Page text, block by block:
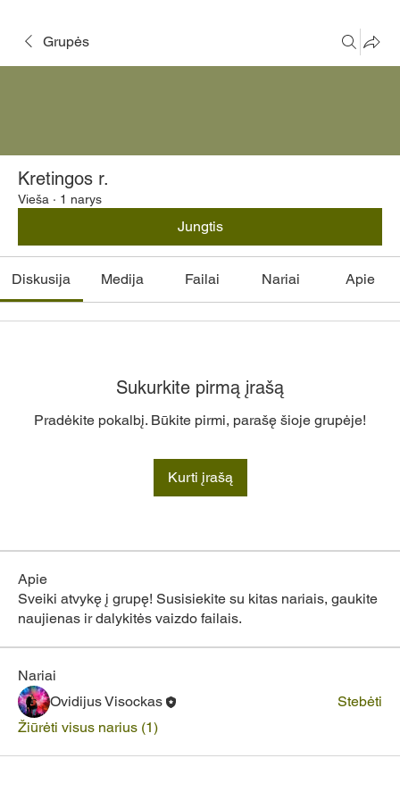
Grupės
Kretingos r.
Vieša · 1 narys
Jungtis
Diskusija Medija Failai Nariai Apie
Sukurkite pirmą įrašą
Pradėkite pokalbį. Būkite pirmi, parašę šioje grupėje!
Kurti įrašą
Apie
Sveiki atvykę į grupę! Susisiekite su kitas nariais, gaukite
naujienas ir dalykitės vaizdo failais.
Nariai
Ovidijus Visockas
Stebėti
Žiūrėti visus narius (1)